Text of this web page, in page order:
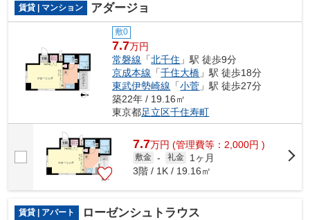
賃貸 | マンション アダージョ
敷0
7.7万円
常磐線 「北千住 」駅 徒歩9分
京成本線 「千住大橋 」駅 徒歩18分
東武伊勢崎線 「小菅 」駅 徒歩27分
築22年 / 19.16㎡
東京都足立区千住寿町
7.7万円 (管理費等：2,000円 )
敷金 - 礼金
1ヶ月
3階 / 1K / 19.16㎡
賃貸 | アパート ローゼンシュトラウス